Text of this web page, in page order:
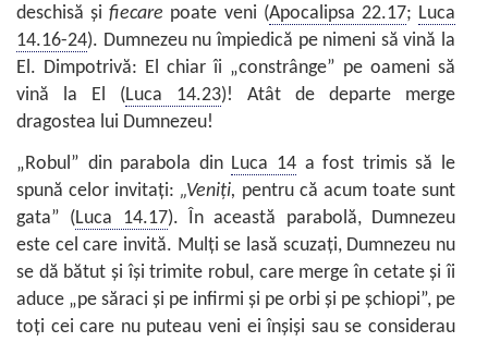
deschisă șifiecare poate veni (Apocalipsa 22.17; Luca
14.16-24). Dumnezeu nu împiedică pe nimeni să vină la
El. Dimpotrivă: El chiar îi „constrânge” pe oameni să
vină la El (Luca 14.23)! Atât de departe merge
dragostea lui Dumnezeu!
„Robul” din parabola din Luca 14 a fost trimis să le
spună celor invitați: „Veniți, pentru că acum toate sunt
gata” (Luca 14.17). În această parabolă, Dumnezeu
este cel care invită. Mulți se lasă scuzați, Dumnezeu nu
se dă bătut și își trimite robul, care merge în cetate și îi
aduce „pe săraci și pe infirmi și pe orbi și pe șchiopi”, pe
toți cei care nu puteau veni ei înșiși sau se considerau